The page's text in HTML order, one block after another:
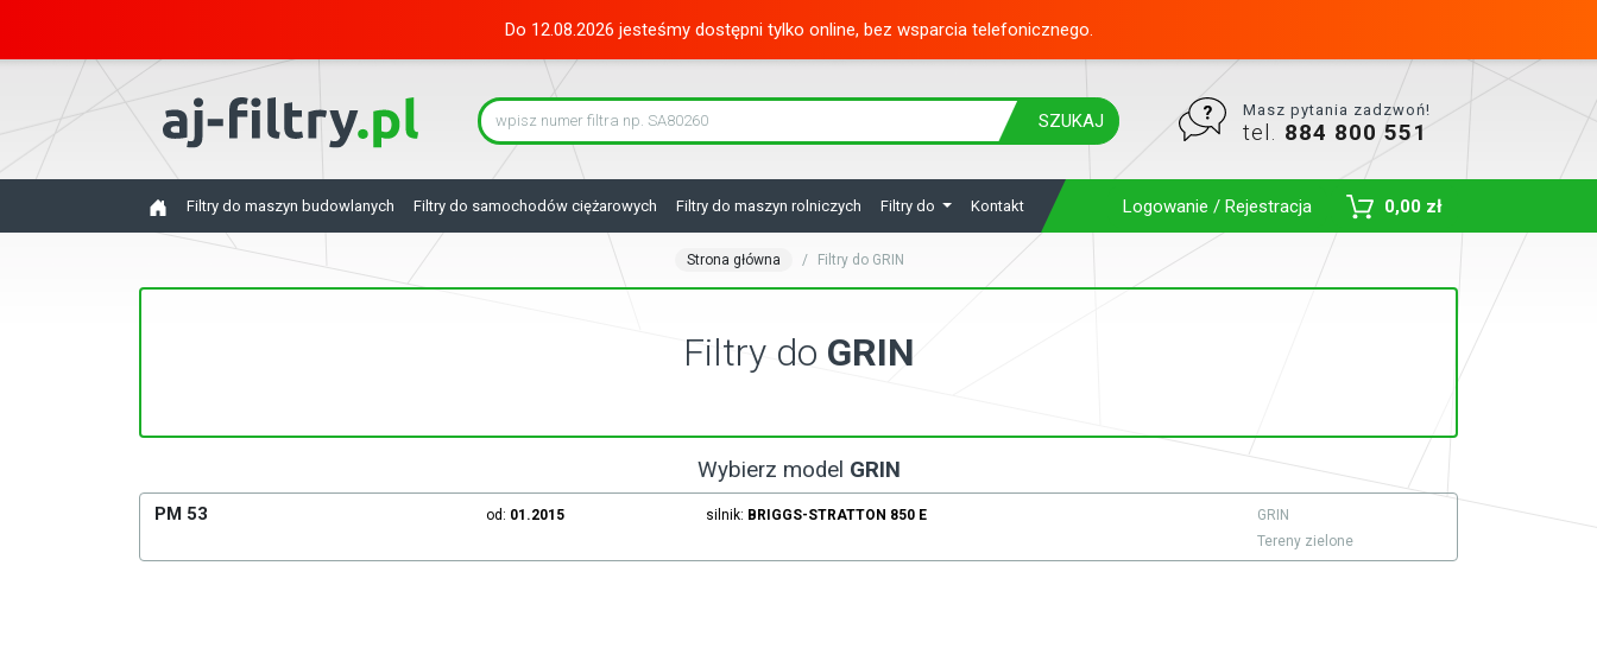
Do 12.08.2026 jesteśmy dostępni tylko online, bez wsparcia telefonicznego.
SZUKAJ
Masz pytania zadzwoń!
tel. 884 800 551
Filtry do maszyn budowlanych Filtry do samochodów ciężarowych Filtry do maszyn rolniczych Filtry do Kontakt Logowanie / Rejestracja 0,00 zł
Strona główna Filtry do GRIN
Filtry do GRIN
Wybierz model GRIN
PM 53 od: 01.2015 silnik: BRIGGS-STRATTON 850 E
GRIN
Tereny zielone